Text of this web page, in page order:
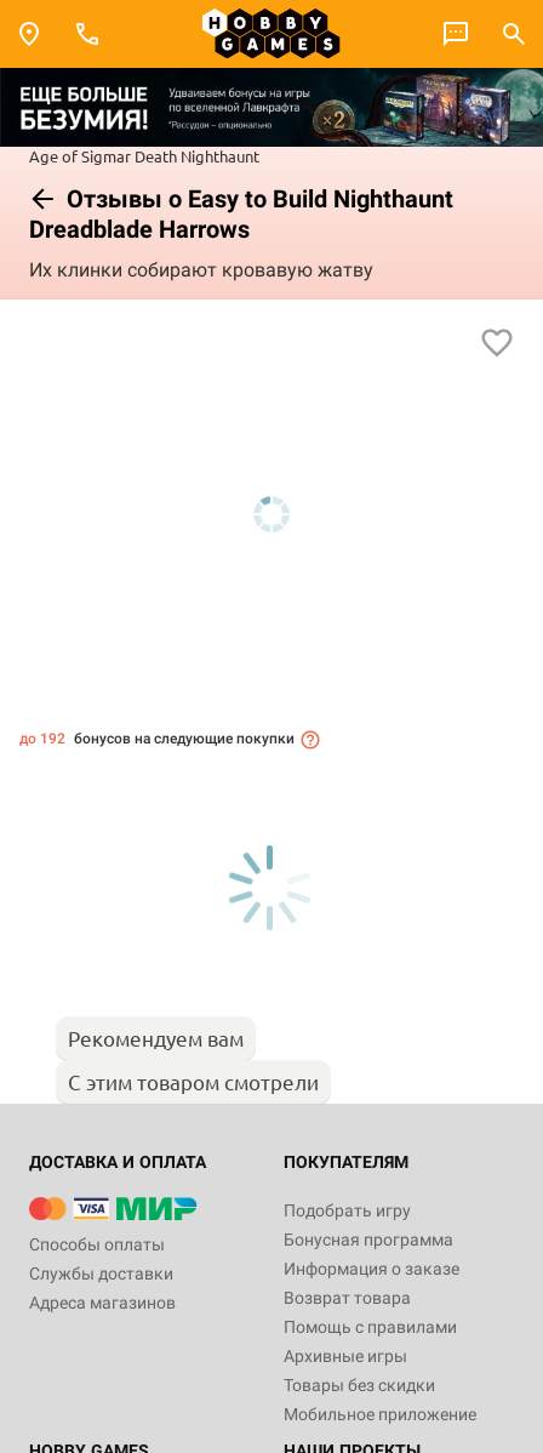
Age of Sigmar Death Nighthaunt
Отзывы о Easy to Build Nighthaunt
Dreadblade Harrows
Их клинки собирают кровавую жатву
до 192 бонусов на следующие покупки
Рекомендуем вам
С этим товаром смотрели
ДОСТАВКА И ОПЛАТА
Способы оплаты
Службы доставки
Адреса магазинов
ПОКУПАТЕЛЯМ
Подобрать игру
Бонусная программа
Информация о заказе
Возврат товара
Помощь с правилами
Архивные игры
Товары без скидки
Мобильное приложение